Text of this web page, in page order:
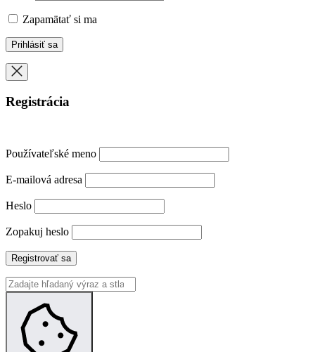
Zapamätať si ma
Registrácia
Používateľské meno
E-mailová adresa
Heslo
Zopakuj heslo
Registrovať sa